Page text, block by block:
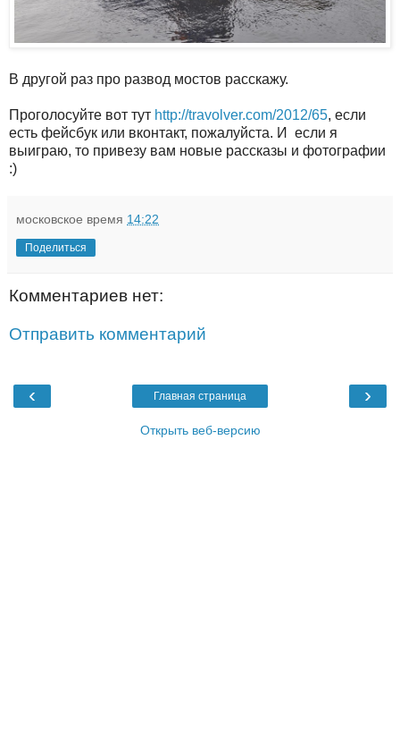
В другой раз про развод мостов расскажу.
Проголосуйте вот тут http://travolver.com/2012/65, если
есть фейсбук или вконтакт, пожалуйста. И если я
выиграю, то привезу вам новые рассказы и фотографии
:)
московское время 14:22
Поделиться
Комментариев нет:
Отправить комментарий
‹ ›
Главная страница
Открыть веб-версию